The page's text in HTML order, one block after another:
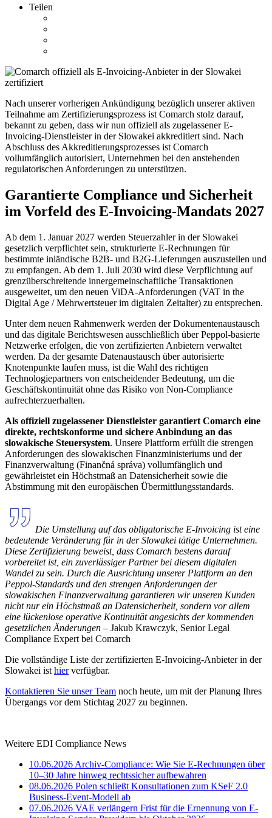
Teilen
Nach unserer vorherigen Ankündigung bezüglich unserer aktiven
Teilnahme am Zertifizierungsprozess ist Comarch stolz darauf,
bekannt zu geben, dass wir nun offiziell als zugelassener E-
Invoicing-Dienstleister in der Slowakei akkreditiert sind. Nach
Abschluss des Akkreditierungsprozesses ist Comarch
vollumfänglich autorisiert, Unternehmen bei den anstehenden
regulatorischen Anforderungen zu unterstützen.
Garantierte Compliance und Sicherheit
im Vorfeld des E-Invoicing-Mandats 2027
Ab dem 1. Januar 2027 werden Steuerzahler in der Slowakei
gesetzlich verpflichtet sein, strukturierte E-Rechnungen für
bestimmte inländische B2B- und B2G-Lieferungen auszustellen und
zu empfangen. Ab dem 1. Juli 2030 wird diese Verpflichtung auf
grenzüberschreitende innergemeinschaftliche Transaktionen
ausgeweitet, um den neuen ViDA-Anforderungen (VAT in the
Digital Age / Mehrwertsteuer im digitalen Zeitalter) zu entsprechen.
Unter dem neuen Rahmenwerk werden der Dokumentenaustausch
und das digitale Berichtswesen ausschließlich über Peppol-basierte
Netzwerke erfolgen, die von zertifizierten Anbietern verwaltet
werden. Da der gesamte Datenaustausch über autorisierte
Knotenpunkte laufen muss, ist die Wahl des richtigen
Technologiepartners von entscheidender Bedeutung, um die
Geschäftskontinuität ohne das Risiko von Non-Compliance
aufrechterzuerhalten.
Als offiziell zugelassener Dienstleister garantiert Comarch eine
direkte, rechtskonforme und sichere Anbindung an das
slowakische Steuersystem. Unsere Plattform erfüllt die strengen
Anforderungen des slowakischen Finanzministeriums und der
Finanzverwaltung (Finančná správa) vollumfänglich und
gewährleistet ein Höchstmaß an Datensicherheit sowie die
Abstimmung mit den europäischen Übermittlungsstandards.
Die Umstellung auf das obligatorische E-Invoicing ist eine
bedeutende Veränderung für in der Slowakei tätige Unternehmen.
Diese Zertifizierung beweist, dass Comarch bestens darauf
vorbereitet ist, ein zuverlässiger Partner bei diesem digitalen
Wandel zu sein. Durch die Ausrichtung unserer Plattform an den
Peppol-Standards und den strengen Anforderungen der
slowakischen Finanzverwaltung garantieren wir unseren Kunden
nicht nur ein Höchstmaß an Datensicherheit, sondern vor allem
eine lückenlose operative Kontinuität angesichts der kommenden
gesetzlichen Änderungen – Jakub Krawczyk, Senior Legal
Compliance Expert bei Comarch
Die vollständige Liste der zertifizierten E-Invoicing-Anbieter in der
Slowakei ist hierverfügbar.
Kontaktieren Sie unser Team noch heute, um mit der Planung Ihres
Übergangs vor dem Stichtag 2027 zu beginnen.
Weitere EDI Compliance News
10.06.2026 Archiv-Compliance: Wie Sie E-Rechnungen über
10–30 Jahre hinweg rechtssicher aufbewahren
08.06.2026 Polen schließt Konsultationen zum KSeF 2.0
Business-Event-Modell ab
07.06.2026 VAE verlängern Frist für die Ernennung von E-